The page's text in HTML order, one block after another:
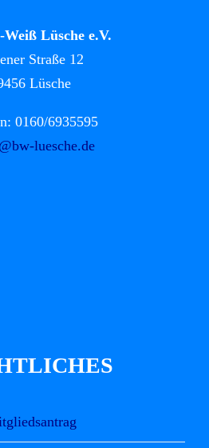
Lüsche e.V.
Straße 12
Lüsche
0160/6935595
luesche.de